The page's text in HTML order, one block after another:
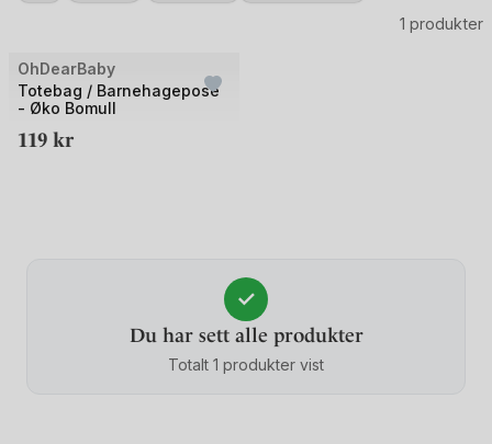
Salg
1 produkter
UTSOLGT
OhDearBaby
Totebag / Barnehagepose
- Øko Bomull
119 kr
✓
Du har sett alle produkter
Totalt 1 produkter vist